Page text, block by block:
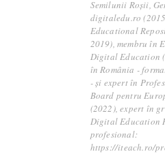
Semilunii Roșii,
digitaledu.ro
Educational
2019), membru în
Digital Education
în România -
- și expert în
Board pentru
(2022), expert în
Digital Education
profesional:
https://iteach.ro/